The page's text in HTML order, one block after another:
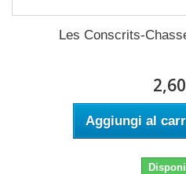
Les Conscrits-
Aggiungi al